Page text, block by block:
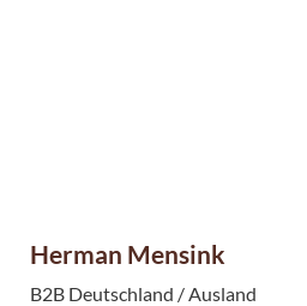
Herman Mensink
B2B Deutschland / Ausland